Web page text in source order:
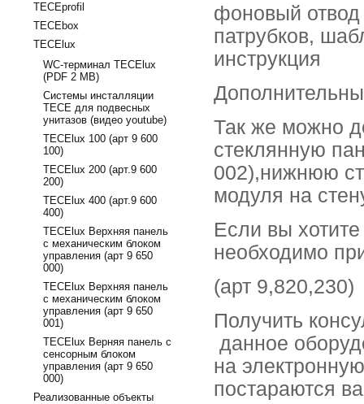
TECEprofil
TECEbox
TECElux
WC-терминал TECElux
(PDF 2 MB)
Системы инсталляции
TECE для подвесных
унитазов (видео youtube)
TECElux 100 (арт 9 600
100)
TECElux 200 (арт.9 600
200)
TECElux 400 (арт.9 600
400)
TECElux Верхняя панель
с механическим блоком
управления (арт 9 650
000)
TECElux Верхняя панель
с механическим блоком
управления (арт 9 650
001)
TECElux Верняя панель с
сенсорным блоком
управления (арт 9 650
000)
Реализованные объекты
фоновый
патрубков,
инструкция
Так же можно
стеклянную
002),нижнюю
модуля на
Если вы
необходимо
(арт 9,820,230)
Получить
данное
на
постараются